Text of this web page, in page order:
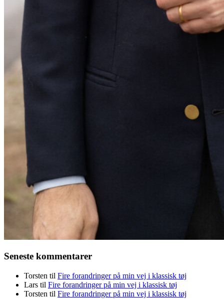
Seneste kommentarer
Torsten til Fire forandringer på min vej i klassisk tøj
Lars til Fire forandringer på min vej i klassisk tøj
Torsten til Fire forandringer på min vej i klassisk tøj